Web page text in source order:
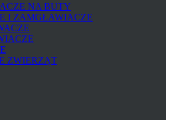
NA BUTY
I ZAMGŁAWIACZE
ZWIERZĄT